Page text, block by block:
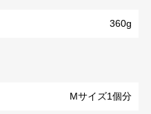
360g
Mサイズ1個分